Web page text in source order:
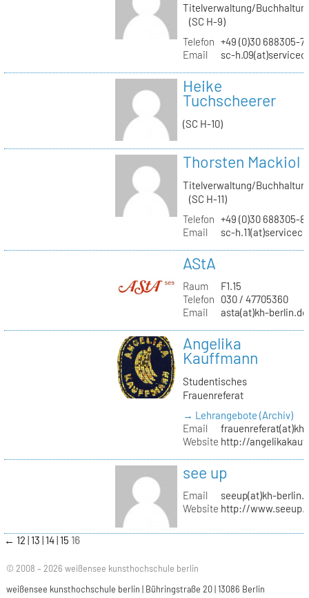
Titelverwaltung/
(SC H-9)
Telefon +49 (0)30 688305-
Email
sc-
Heike
Tuchscheerer
(SC H-10)
Thorsten Mackiol
Titelverwaltung/
(SC H-11)
Telefon +49 (0)30 688305-
Email
sc-
AStA
Raum
F1.15
Telefon
030 / 47705360
Email
asta(at)kh-berlin.de
Angelika
Kauffmann
Studentisches
Frauenreferat
→ Lehrangebote (Archiv)
Email
Website http://
see up
Email
seeup(at)kh-
Website http://
← 12 13 14 15 16
© 2008 – 2026 weißensee kunsthochschule berlin
weißensee kunsthochschule berlin | Bühringstraße 20 | 13086 Berlin